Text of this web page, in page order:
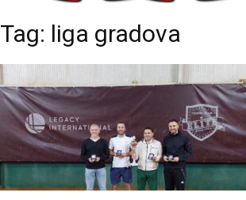
Tag: liga gradova